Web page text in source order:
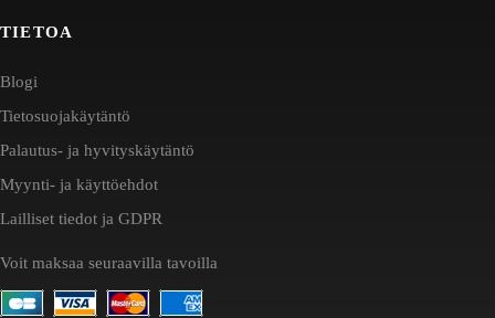
TIETOA
Blogi
Tietosuojakäytäntö
Palautus- ja hyvityskäytäntö
Myynti- ja käyttöehdot
Lailliset tiedot ja GDPR
Voit maksaa seuraavilla tavoilla